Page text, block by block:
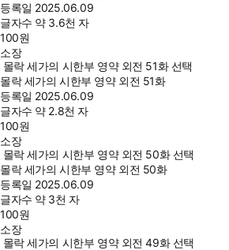
등록일 2025.06.09
글자수 약 3.6천 자
100원
소장
몰락 세가의 시한부 영약 외전 51화 선택
몰락 세가의 시한부 영약 외전 51화
등록일 2025.06.09
글자수 약 2.8천 자
100원
소장
몰락 세가의 시한부 영약 외전 50화 선택
몰락 세가의 시한부 영약 외전 50화
등록일 2025.06.09
글자수 약 3천 자
100원
소장
몰락 세가의 시한부 영약 외전 49화 선택